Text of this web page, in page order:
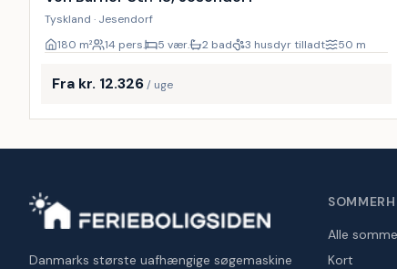
Tyskland · Jesendorf
180 m² 14 pers. 5 vær. 2 bad 3 husdyr tilladt 50 m
Fra kr. 12.326/ uge
Danmarks største uafhængige søgemaskine
Alle
Kort